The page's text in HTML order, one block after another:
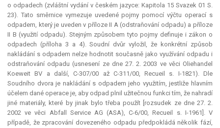
o odpadech (zvláštní vydání v českém jazyce: Kapitola 15 Svazek 01 S.
23). Tato směrnice vymezuje uvedené pojmy pomocí výčtu operací s
odpadem, který je uveden v příloze II A (odstraňování odpadu) a příloze
II B (využití odpadu). Stejným způsobem tyto pojmy definuje i zákon o
odpadech (příloha 3 a 4). Soudní dvůr vyložil, že konkrétní způsob
nakládání s odpadem nelze hodnotit současně jako využívání odpadu i
odstraňování odpadu (usnesení ze dne 27. 2. 2003 ve věci Oliehandel
Koeweit BV a další, C-307/00 až C-311/00, Recueil s. I-1821). Dle
Soudního dvora je nakládání s odpadem jeho využitím, jestliže hlavním
účelem dané operace je, aby odpad plnil užitečnou funkci tím, že nahradí
jiné materiály, které by jinak bylo třeba použít [rozsudek ze dne 27. 2.
2002 ve věci Abfall Service AG (ASA), C-6/00, Recueil s. I-1961]. V
případě, že zpracování dovezeného odpadu předpokládá několik fází,